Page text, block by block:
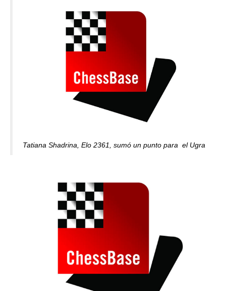
Tatiana Shadrina, Elo 2361, sumó un punto para el Ugra